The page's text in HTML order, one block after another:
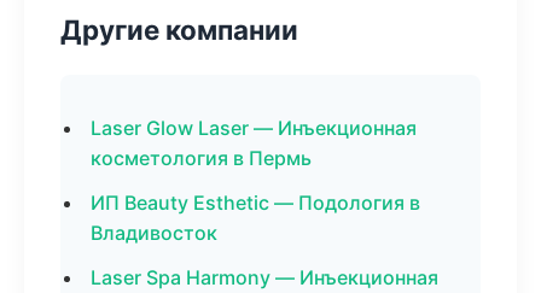
Другие компании
Laser Glow Laser — Инъекционная
косметология в Пермь
ИП Beauty Esthetic — Подология в
Владивосток
Laser Spa Harmony — Инъекционная